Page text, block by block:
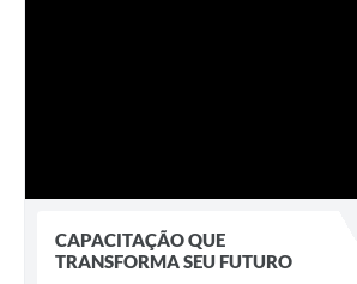
CAPACITAÇÃO QUE
TRANSFORMA SEU FUTURO